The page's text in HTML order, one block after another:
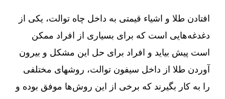
افتادن طلا و اشیاء قیمتی به داخل چاه توالت، یکی از
دغدغه‌هایی است که برای بسیاری از افراد ممکن
است پیش بیاید و افراد برای حل این مشکل و بیرون
آوردن طلا از داخل سیفون توالت، روشهای مختلفی
را به کار بگیرند که برخی از این روش‌ها موفق بوده و